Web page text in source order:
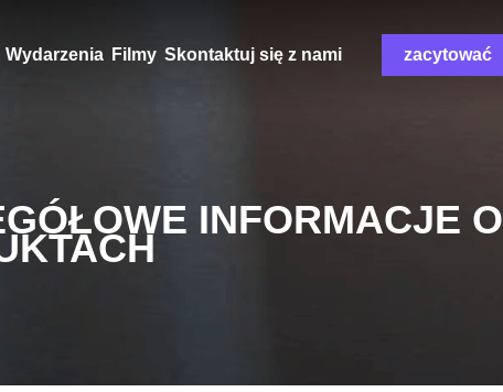
Wydarzenia Filmy Skontaktuj się z nami zacytować
INFORMACJE O